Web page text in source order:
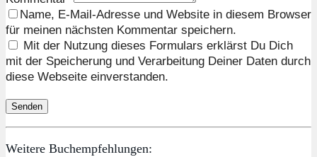
Name, E-Mail-Adresse und Website in diesem Browser
für meinen nächsten Kommentar speichern.
Mit der Nutzung dieses Formulars erklärst Du Dich
mit der Speicherung und Verarbeitung Deiner Daten durch
diese Webseite einverstanden.
Weitere Buchempfehlungen: